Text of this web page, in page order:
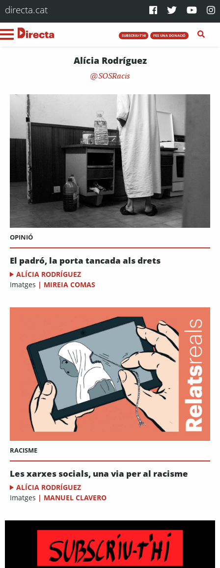
directa.cat
SUBSCRIU-T'HI FES UNA DONACIÓ
Alícia Rodríguez
SOSRacis
OPINIÓ
El padró, la porta tancada als drets
ALÍCIA RODRÍGUEZ
Imatges | MIREIA COMAS
RACISME
Les xarxes socials, una via per al racisme
ALÍCIA RODRÍGUEZ
Imatges | MANUEL CLAVERO